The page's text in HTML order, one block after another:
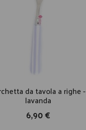
da tavola a righe -
lavanda
6,90 €